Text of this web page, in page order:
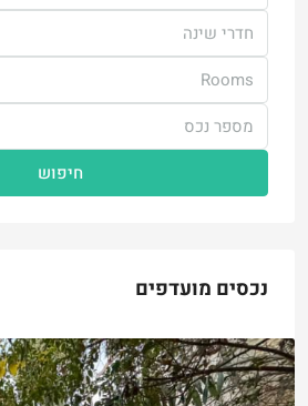
חדרי שינה
Rooms
חיפוש
נכסים מועדפים